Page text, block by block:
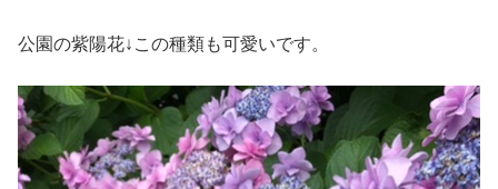
公園の紫陽花↓この種類も可愛いです。